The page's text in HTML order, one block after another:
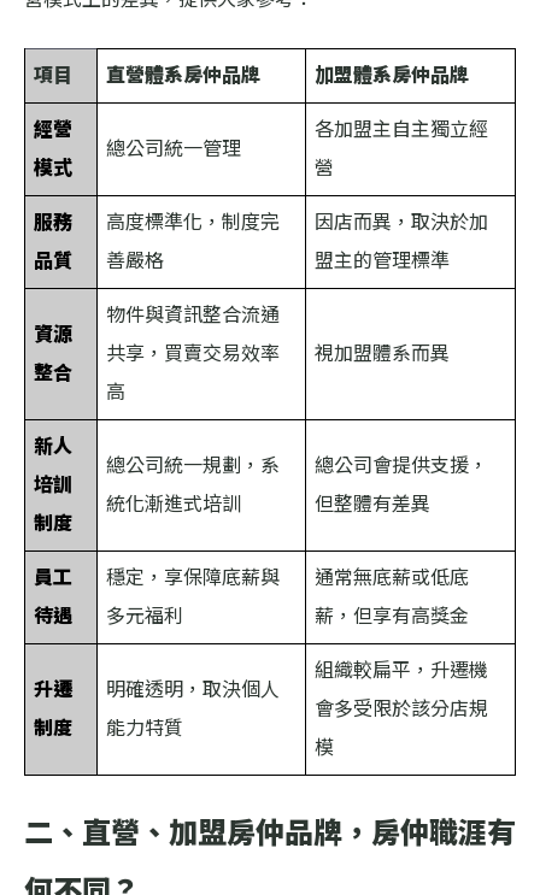
項目 直營體系房仲品牌 加盟體系房仲品牌
經營
模式
總公司統一管理
各加盟主自主獨立經
營
服務
品質
高度標準化，制度完
善嚴格
因店而異，取決於加
盟主的管理標準
資源
整合
物件與資訊整合流通
共享，買賣交易效率
高
視加盟體系而異
新人
培訓
制度
總公司統一規劃，系
統化漸進式培訓
總公司會提供支援，
但整體有差異
員工
待遇
穩定，享保障底薪與
多元福利
通常無底薪或低底
薪，但享有高獎金
升遷
制度
明確透明，取決個人
能力特質
組織較扁平，升遷機
會多受限於該分店規
模
二、直營、加盟房仲品牌，房仲職涯有